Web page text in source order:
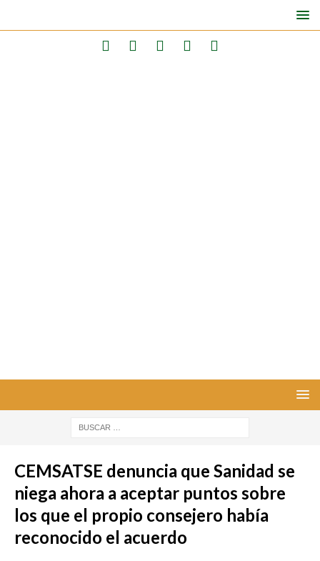
CEMSATSE denuncia que Sanidad se
niega ahora a aceptar puntos sobre
los que el propio consejero había
reconocido el acuerdo